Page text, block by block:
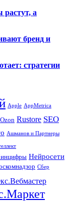
а
бренд и
стратегии
Apple AppMetrica
Ozon Rustore SEO
Ашманов и Партнеры
Нейросети
Сбер